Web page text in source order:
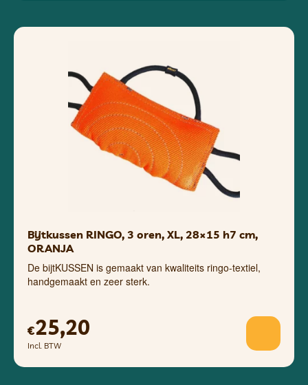
Bijtkussen RINGO, 3 oren, XL, 28×15 h7 cm,
ORANJA
De bijtKUSSEN is gemaakt van kwaliteits ringo-textiel,
handgemaakt en zeer sterk.
€25,20
Incl. BTW